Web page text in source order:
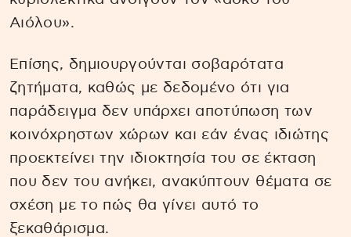
Αιόλου».
Επίσης, δημιουργούνται σοβαρότατα
ζητήματα, καθώς με δεδομένο ότι για
παράδειγμα δεν υπάρχει αποτύπωση των
κοινόχρηστων χώρων και εάν ένας ιδιώτης
προεκτείνει την ιδιοκτησία του σε έκταση
που δεν του ανήκει, ανακύπτουν θέματα σε
σχέση με το πώς θα γίνει αυτό το
ξεκαθάρισμα.